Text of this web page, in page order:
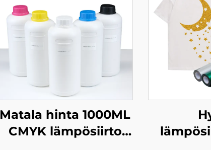
Matala hinta 1000ML
CMYK lämpösiirto